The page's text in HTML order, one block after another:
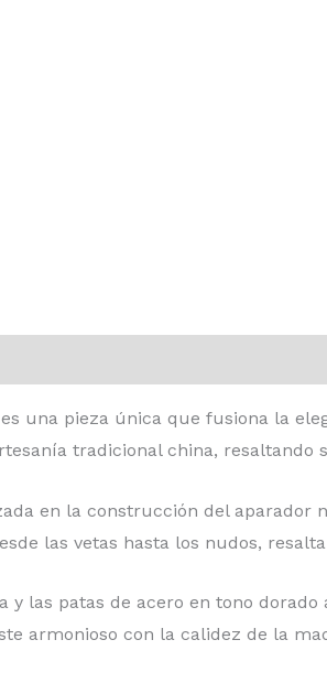
una pieza única que fusiona la
tradicional china, resaltando
en la construcción del aparador
las vetas hasta los nudos,
y las patas de acero en tono
armonioso con la calidez de la